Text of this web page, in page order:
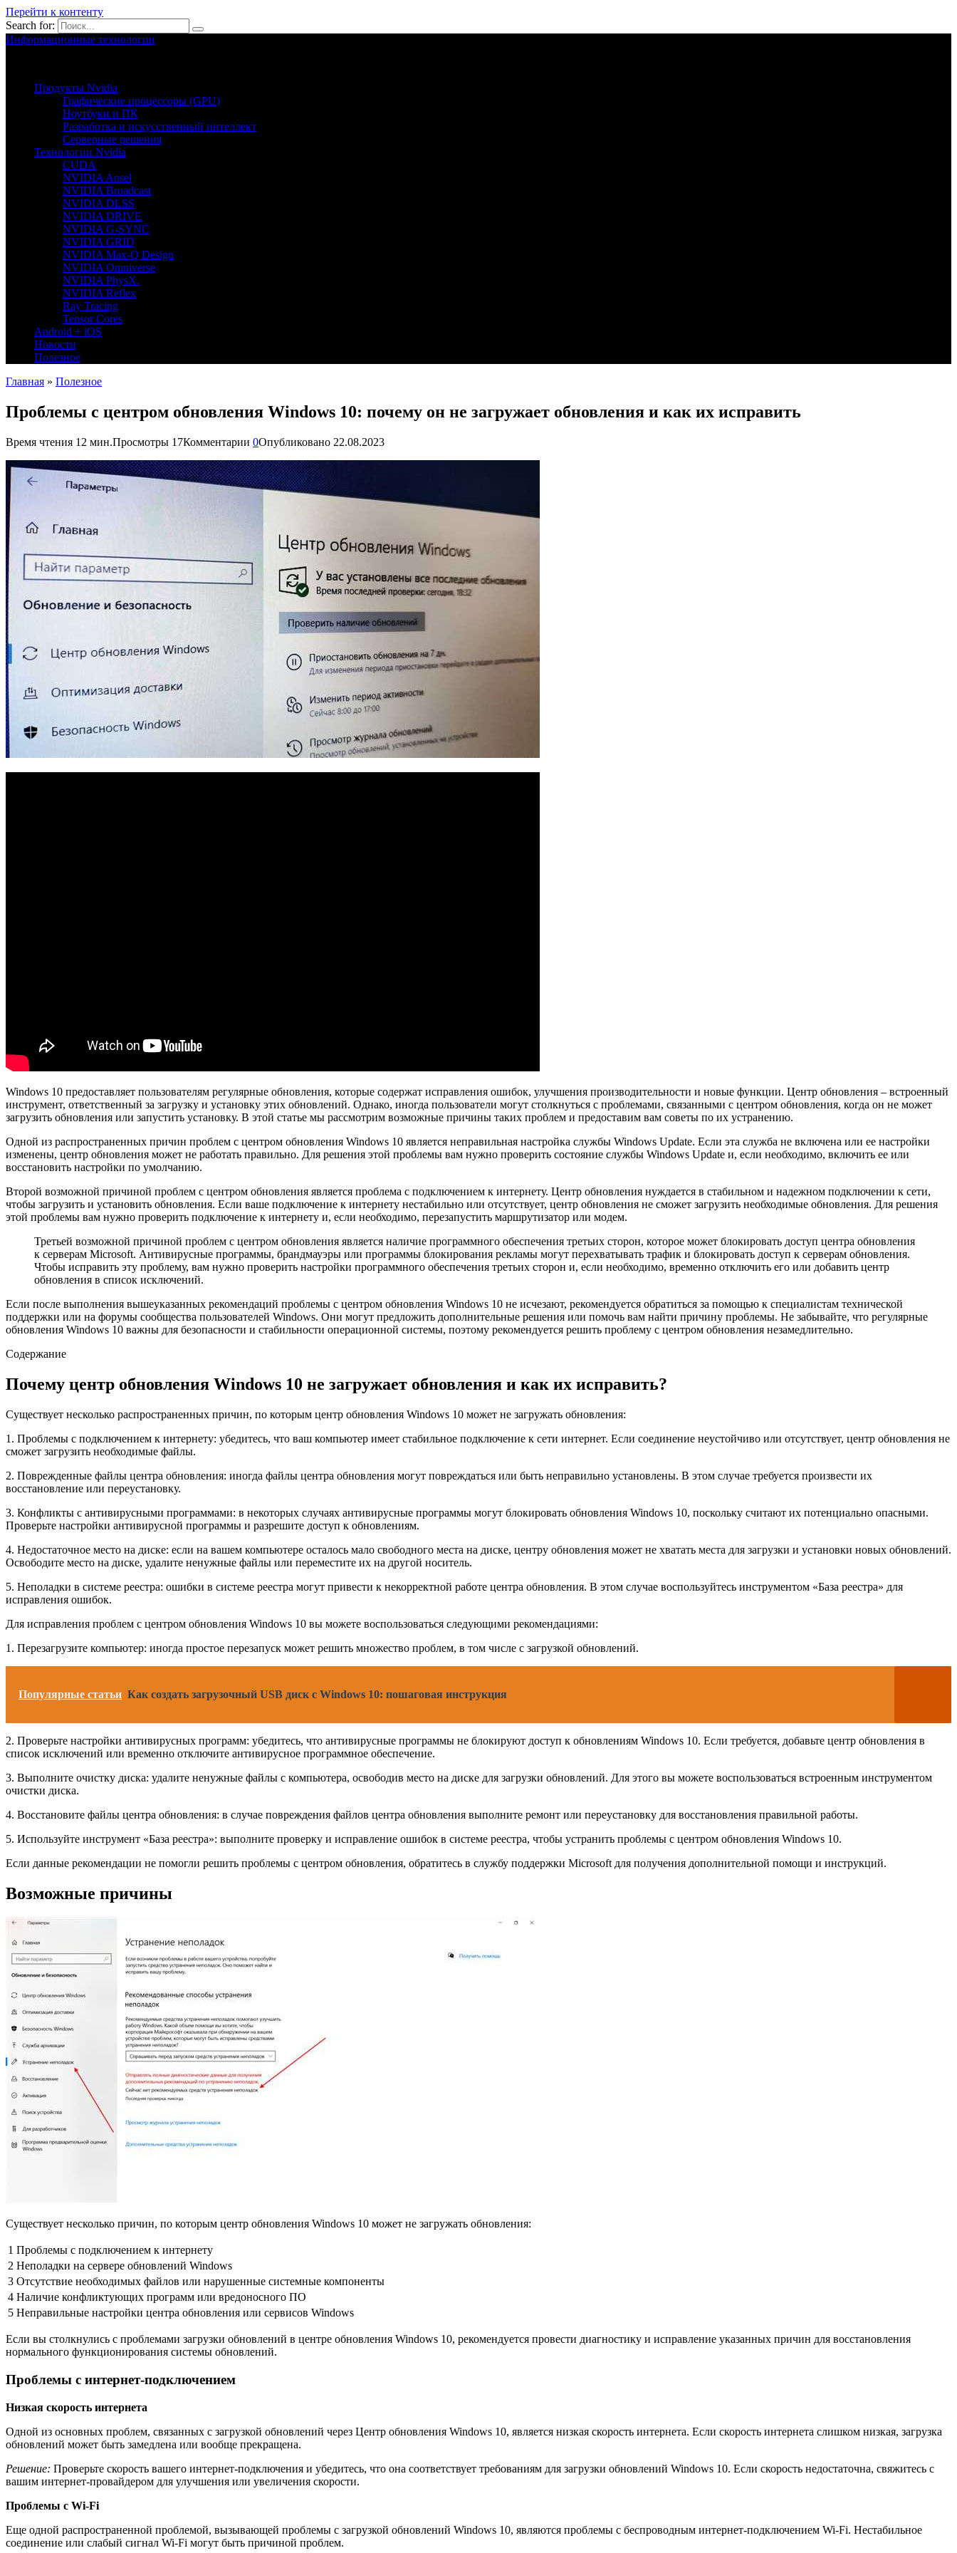
Перейти к контенту
Search for:
Информационные технологии
Продукты Nvidia
Графические процессоры (GPU)
Ноутбуки и ПК
Разработка и искусственный интеллект
Серверные решения
Технологии Nvidia
CUDA
NVIDIA Ansel
NVIDIA Broadcast
NVIDIA DLSS
NVIDIA DRIVE
NVIDIA G-SYNC
NVIDIA GRID
NVIDIA Max-Q Design
NVIDIA Omniverse
NVIDIA PhysX.
NVIDIA Reflex
Ray Tracing
Tensor Cores
Android + iOS
Новости
Полезное
Главная » Полезное
Проблемы с центром обновления Windows 10: почему он не загружает обновления и как их исправить
Время чтения 12 мин.Просмотры 17Комментарии 0Опубликовано 22.08.2023
Windows 10 предоставляет пользователям регулярные обновления, которые содержат исправления ошибок, улучшения производительности и новые функции. Центр обновления – встроенный
инструмент, ответственный за загрузку и установку этих обновлений. Однако, иногда пользователи могут столкнуться с проблемами, связанными с центром обновления, когда он не может
загрузить обновления или запустить установку. В этой статье мы рассмотрим возможные причины таких проблем и предоставим вам советы по их устранению.
Одной из распространенных причин проблем с центром обновления Windows 10 является неправильная настройка службы Windows Update. Если эта служба не включена или ее настройки
изменены, центр обновления может не работать правильно. Для решения этой проблемы вам нужно проверить состояние службы Windows Update и, если необходимо, включить ее или
восстановить настройки по умолчанию.
Второй возможной причиной проблем с центром обновления является проблема с подключением к интернету. Центр обновления нуждается в стабильном и надежном подключении к сети,
чтобы загрузить и установить обновления. Если ваше подключение к интернету нестабильно или отсутствует, центр обновления не сможет загрузить необходимые обновления. Для решения
этой проблемы вам нужно проверить подключение к интернету и, если необходимо, перезапустить маршрутизатор или модем.
Третьей возможной причиной проблем с центром обновления является наличие программного обеспечения третьих сторон, которое может блокировать доступ центра обновления
к серверам Microsoft. Антивирусные программы, брандмауэры или программы блокирования рекламы могут перехватывать трафик и блокировать доступ к серверам обновления.
Чтобы исправить эту проблему, вам нужно проверить настройки программного обеспечения третьих сторон и, если необходимо, временно отключить его или добавить центр
обновления в список исключений.
Если после выполнения вышеуказанных рекомендаций проблемы с центром обновления Windows 10 не исчезают, рекомендуется обратиться за помощью к специалистам технической
поддержки или на форумы сообщества пользователей Windows. Они могут предложить дополнительные решения или помочь вам найти причину проблемы. Не забывайте, что регулярные
обновления Windows 10 важны для безопасности и стабильности операционной системы, поэтому рекомендуется решить проблему с центром обновления незамедлительно.
Содержание
Почему центр обновления Windows 10 не загружает обновления и как их исправить?
Существует несколько распространенных причин, по которым центр обновления Windows 10 может не загружать обновления:
1. Проблемы с подключением к интернету: убедитесь, что ваш компьютер имеет стабильное подключение к сети интернет. Если соединение неустойчиво или отсутствует, центр обновления не
сможет загрузить необходимые файлы.
2. Поврежденные файлы центра обновления: иногда файлы центра обновления могут повреждаться или быть неправильно установлены. В этом случае требуется произвести их
восстановление или переустановку.
3. Конфликты с антивирусными программами: в некоторых случаях антивирусные программы могут блокировать обновления Windows 10, поскольку считают их потенциально опасными.
Проверьте настройки антивирусной программы и разрешите доступ к обновлениям.
4. Недостаточное место на диске: если на вашем компьютере осталось мало свободного места на диске, центру обновления может не хватать места для загрузки и установки новых обновлений.
Освободите место на диске, удалите ненужные файлы или переместите их на другой носитель.
5. Неполадки в системе реестра: ошибки в системе реестра могут привести к некорректной работе центра обновления. В этом случае воспользуйтесь инструментом «База реестра» для
исправления ошибок.
Для исправления проблем с центром обновления Windows 10 вы можете воспользоваться следующими рекомендациями:
1. Перезагрузите компьютер: иногда простое перезапуск может решить множество проблем, в том числе с загрузкой обновлений.
Популярные статьи Как создать загрузочный USB диск с Windows 10: пошаговая инструкция
2. Проверьте настройки антивирусных программ: убедитесь, что антивирусные программы не блокируют доступ к обновлениям Windows 10. Если требуется, добавьте центр обновления в
список исключений или временно отключите антивирусное программное обеспечение.
3. Выполните очистку диска: удалите ненужные файлы с компьютера, освободив место на диске для загрузки обновлений. Для этого вы можете воспользоваться встроенным инструментом
очистки диска.
4. Восстановите файлы центра обновления: в случае повреждения файлов центра обновления выполните ремонт или переустановку для восстановления правильной работы.
5. Используйте инструмент «База реестра»: выполните проверку и исправление ошибок в системе реестра, чтобы устранить проблемы с центром обновления Windows 10.
Если данные рекомендации не помогли решить проблемы с центром обновления, обратитесь в службу поддержки Microsoft для получения дополнительной помощи и инструкций.
Возможные причины
Существует несколько причин, по которым центр обновления Windows 10 может не загружать обновления:
1 Проблемы с подключением к интернету
2 Неполадки на сервере обновлений Windows
3 Отсутствие необходимых файлов или нарушенные системные компоненты
4 Наличие конфликтующих программ или вредоносного ПО
5 Неправильные настройки центра обновления или сервисов Windows
Если вы столкнулись с проблемами загрузки обновлений в центре обновления Windows 10, рекомендуется провести диагностику и исправление указанных причин для восстановления
нормального функционирования системы обновлений.
Проблемы с интернет-подключением
Низкая скорость интернета
Одной из основных проблем, связанных с загрузкой обновлений через Центр обновления Windows 10, является низкая скорость интернета. Если скорость интернета слишком низкая, загрузка
обновлений может быть замедлена или вообще прекращена.
Решение: Проверьте скорость вашего интернет-подключения и убедитесь, что она соответствует требованиям для загрузки обновлений Windows 10. Если скорость недостаточна, свяжитесь с
вашим интернет-провайдером для улучшения или увеличения скорости.
Проблемы с Wi-Fi
Еще одной распространенной проблемой, вызывающей проблемы с загрузкой обновлений Windows 10, являются проблемы с беспроводным интернет-подключением Wi-Fi. Нестабильное
соединение или слабый сигнал Wi-Fi могут быть причиной проблем.